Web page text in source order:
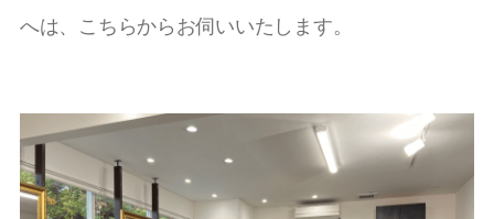
へは、こちらからお伺いいたします。